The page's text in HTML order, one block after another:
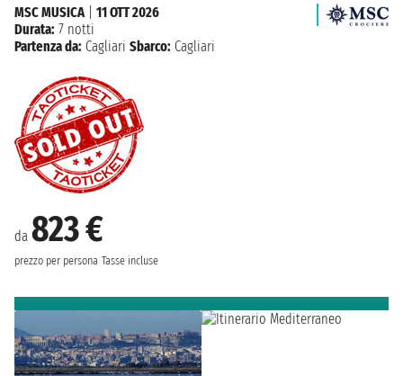
da 823 €
prezzo per persona Tasse incluse
MSC MUSICA| 11 OTT 2026
Durata: 7 notti
Partenza da: Cagliari Sbarco: Cagliari